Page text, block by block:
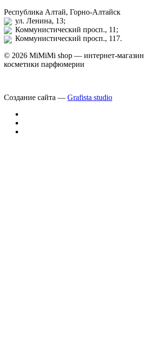
Республика Алтай, Горно-Алтайск
ул. Ленина, 13;
Коммунистический просп., 11;
Коммунистический просп., 117.
© 2026 MiMiMi shop — интернет-магазин
косметики парфюмерии
Создание сайта — Grafista studio